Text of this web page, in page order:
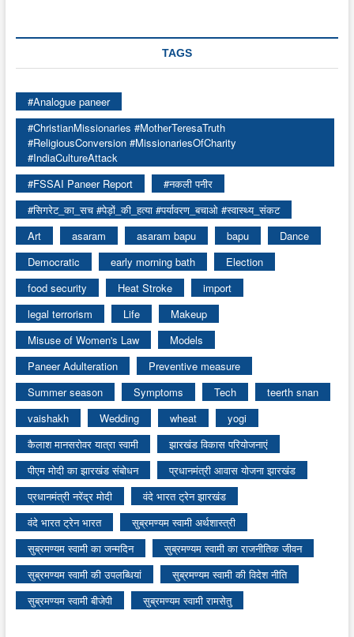
TAGS
#Analogue paneer
#ChristianMissionaries #MotherTeresaTruth
#ReligiousConversion #MissionariesOfCharity
#IndiaCultureAttack
#FSSAI Paneer Report
#नकली पनीर
#सिगरेट_का_सच #पेड़ों_की_हत्या #पर्यावरण_बचाओ #स्वास्थ्य_संकट
Art
asaram asaram bapu bapu
Dance
Democratic
early morning bath
Election
food security
Heat Stroke
import
legal terrorism
Life
Makeup
Misuse of Women's Law
Models
Paneer Adulteration
Preventive measure
Summer season
Symptoms Tech
teerth snan
vaishakh
Wedding wheat
yogi
कैलाश मानसरोवर यात्रा स्वामी
झारखंड विकास परियोजनाएं
पीएम मोदी का झारखंड संबोधन
प्रधानमंत्री आवास योजना झारखंड
प्रधानमंत्री नरेंद्र मोदी
वंदे भारत ट्रेन झारखंड
वंदे भारत ट्रेन भारत
सुब्रमण्यम स्वामी अर्थशास्त्री
सुब्रमण्यम स्वामी का जन्मदिन
सुब्रमण्यम स्वामी का राजनीतिक जीवन
सुब्रमण्यम स्वामी की उपलब्धियां
सुब्रमण्यम स्वामी की विदेश नीति
सुब्रमण्यम स्वामी बीजेपी
सुब्रमण्यम स्वामी रामसेतु